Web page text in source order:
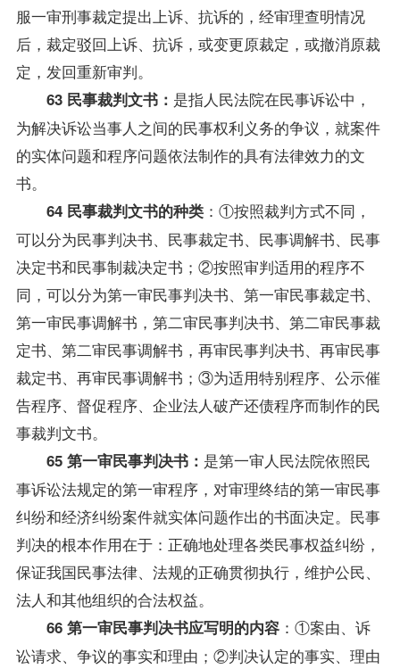
服一审刑事裁定提出上诉、抗诉的，经审理查明情况
后，裁定驳回上诉、抗诉，或变更原裁定，或撤消原裁
定，发回重新审判。
63 民事裁判文书： 是指人民法院在民事诉讼中，
为解决诉讼当事人之间的民事权利义务的争议，就案件
的实体问题和程序问题依法制作的具有法律效力的文
书。
64 民事裁判文书的种类：①按照裁判方式不同，
可以分为民事判决书、民事裁定书、民事调解书、民事
决定书和民事制裁决定书；②按照审判适用的程序不
同，可以分为第一审民事判决书、第一审民事裁定书、
第一审民事调解书，第二审民事判决书、第二审民事裁
定书、第二审民事调解书，再审民事判决书、再审民事
裁定书、再审民事调解书；③为适用特别程序、公示催
告程序、督促程序、企业法人破产还债程序而制作的民
事裁判文书。
65 第一审民事判决书： 是第一审人民法院依照民
事诉讼法规定的第一审程序，对审理终结的第一审民事
纠纷和经济纠纷案件就实体问题作出的书面决定。民事
判决的根本作用在于：正确地处理各类民事权益纠纷，
保证我国民事法律、法规的正确贯彻执行，维护公民、
法人和其他组织的合法权益。
66 第一审民事判决书应写明的内容：①案由、诉
讼请求、争议的事实和理由；②判决认定的事实、理由